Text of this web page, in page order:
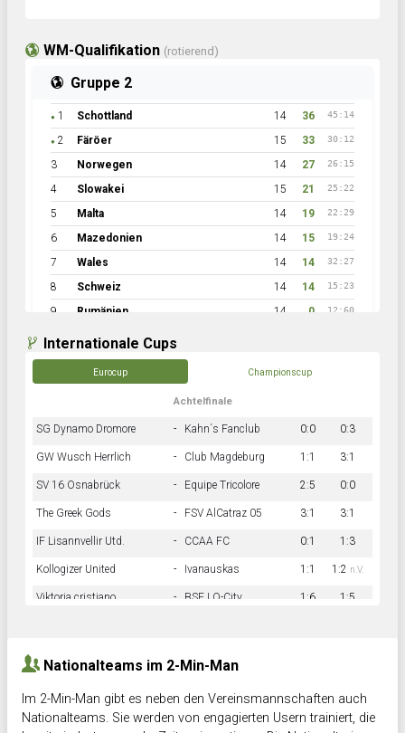
WM-Qualifikation (rotierend)
Gruppe 2
● 1 Schottland 14 36 45:14
● 2 Färöer 15 33 30:12
3 Norwegen 14 27 26:15
4 Slowakei 15 21 25:22
5 Malta 14 19 22:29
6 Mazedonien 14 15 19:24
7 Wales 14 14 32:27
8 Schweiz 14 14 15:23
9 Rumänien 14 0 12:60
Internationale Cups
Eurocup Championscup
Achtelfinale
SG Dynamo Dromore - Kahn´s Fanclub 0:0 0:3
GW Wusch Herrlich - Club Magdeburg 1:1 3:1
SV 16 Osnabrück - Equipe Tricolore 2:5 0:0
The Greek Gods - FSV AlCatraz 05 3:1 3:1
IF Lisannvellir Utd. - CCAA FC 0:1 1:3
Kollogizer United - Ivanauskas 1:1 1:2 n.V.
Viktoria cristiano - BSF LO-City 1:6 1:5
Nationalteams im 2-Min-Man
Im 2-Min-Man gibt es neben den Vereinsmannschaften auch
Nationalteams. Sie werden von engagierten Usern trainiert, die